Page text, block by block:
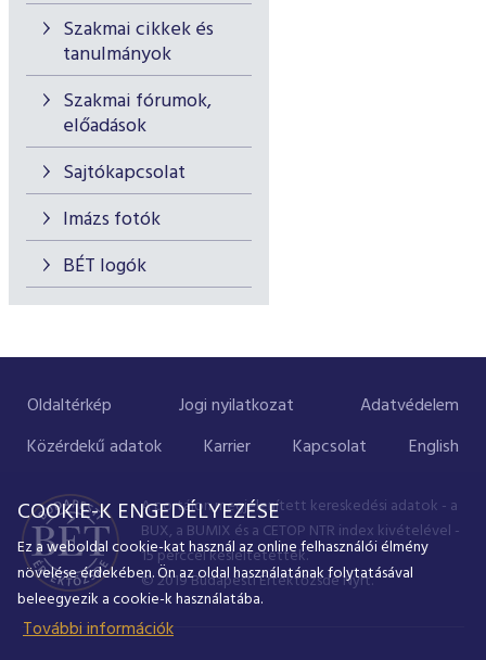
Szakmai cikkek és
tanulmányok
Szakmai fórumok,
előadások
Sajtókapcsolat
Imázs fotók
BÉT logók
Oldaltérkép Jogi nyilatkozat
Adatvédelem
Közérdekű adatok
Karrier Kapcsolat English
A portálon megjelenített kereskedési adatok - a
BUX, a BUMIX és a CETOP NTR index kivételével -
15 perccel késleltetettek.
© 2019 Budapesti Értéktőzsde Nyrt.
COOKIE-K ENGEDÉLYEZÉSE
Ez a weboldal cookie-kat használ az online felhasználói élmény
növelése érdekében. Ön az oldal használatának folytatásával
beleegyezik a cookie-k használatába.
További információk